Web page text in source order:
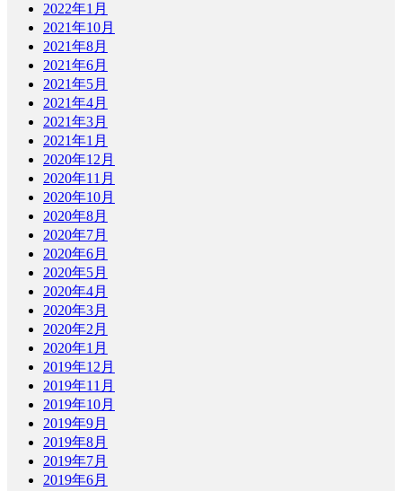
2022年1月
2021年10月
2021年8月
2021年6月
2021年5月
2021年4月
2021年3月
2021年1月
2020年12月
2020年11月
2020年10月
2020年8月
2020年7月
2020年6月
2020年5月
2020年4月
2020年3月
2020年2月
2020年1月
2019年12月
2019年11月
2019年10月
2019年9月
2019年8月
2019年7月
2019年6月